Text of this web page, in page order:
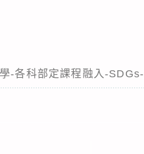
-各科部定課程融入-